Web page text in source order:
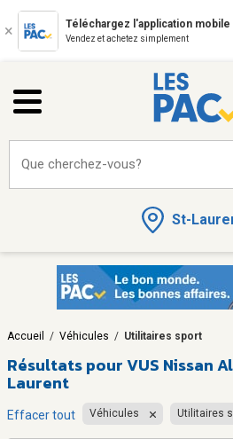
Téléchargez l'application mobile
Vendez et achetez simplement
St-
Que cherchez-vous?
Accueil / Véhicules / Utilitaires sport
Résultats pourVUS Nissan
Laurent
Effacer tout Véhicules Utilitaires